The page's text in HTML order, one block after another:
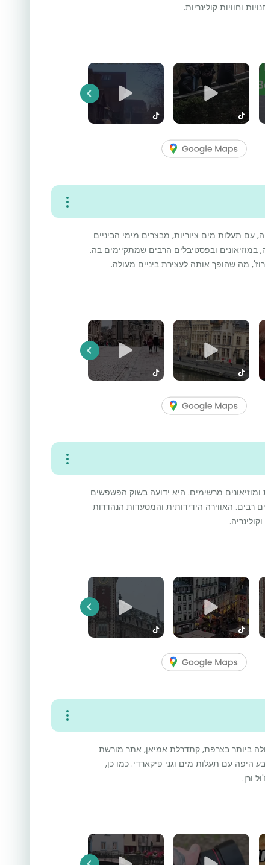
וחוויות קולינריות.
Previous
עם תעלות מים ציוריות, מבצרים מימי הביניים
במוזיאונים ובפסטיבלים הרבים שמתקיימים בה.
מה שהופך אותה לעצירת ביניים מעולה.
Previous
ומוזיאונים מרשימים. היא ידועה בשוק הפשפשים
רבים. האווירה הידידותית והמסעדות הנהדרות
Previous
ביותר בצרפת, קתדרלת אמיאן, אתר מורשת
היפה עם תעלות מים וגני פיקארדי. כמו כן,
ורן.